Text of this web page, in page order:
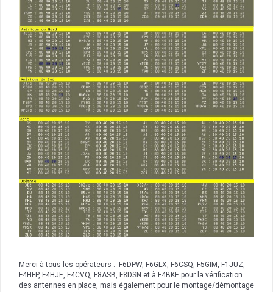
Merci à tous les opérateurs : F6DPW, F6GLX, F6CSQ, F5GIM, F1JUZ,
F4HFP, F4HJE, F4CVQ, F8ASB, F8DSN et à F4BKE pour la vérification
des antennes en place, mais également pour le montage/démontage